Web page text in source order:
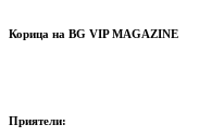
Корица на BG VIP MAGAZINE
Приятели: